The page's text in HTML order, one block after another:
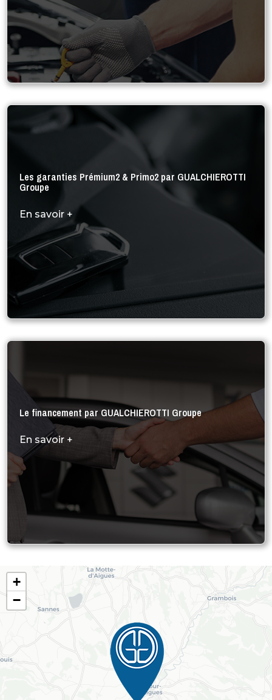
Les garanties Prémium2 & Primo2 par GUALCHIEROTTI
Groupe
En savoir +
Le financement par GUALCHIEROTTI Groupe
En savoir +
+
−